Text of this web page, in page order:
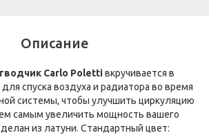
Описание
Carlo Polettiвкручивается в
спуска воздуха и радиатора во время
системы, чтобы улучшить циркуляцию
самым увеличить мощность вашего
из латуни. Стандартный цвет: